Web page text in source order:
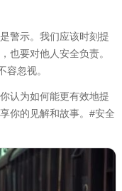
警示。我们应该时刻提
也要对他人安全负责。
容忽视。
认为如何能更有效地提
你的见解和故事。#安全